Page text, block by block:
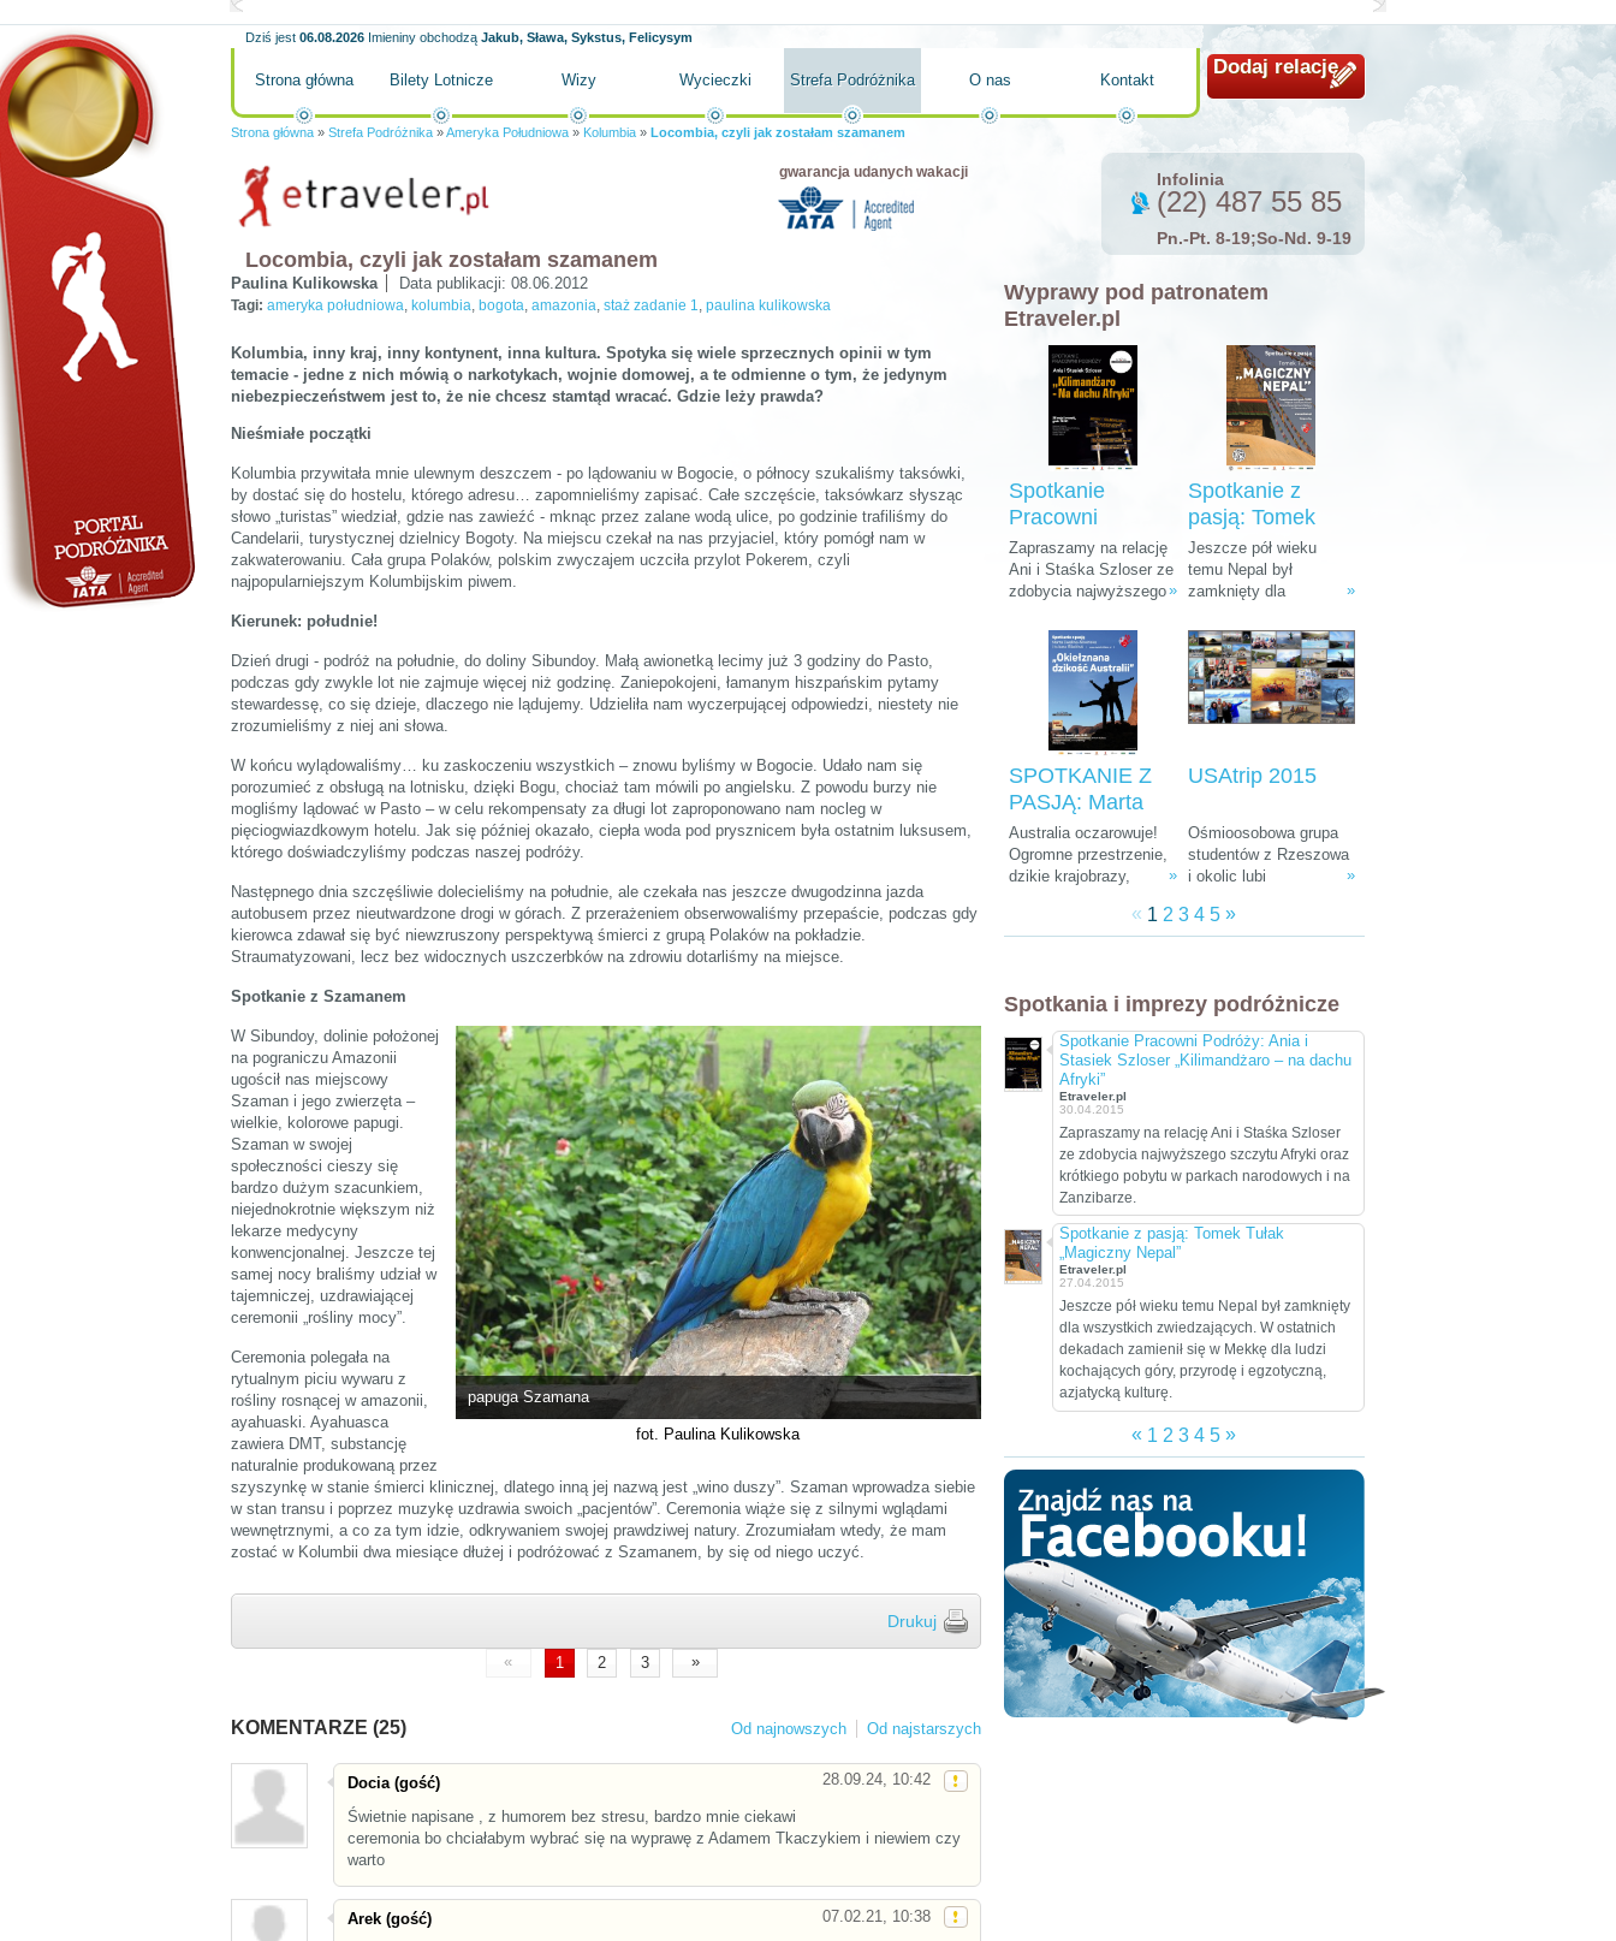
Dziś jest 06.08.2026 Imieniny obchodzą Jakub, Sława, Sykstus, Felicysym
Dodaj relację
Strona główna Bilety Lotnicze Wizy Wycieczki Strefa Podróżnika O nas Kontakt
Strona główna » Strefa Podróżnika »Ameryka Południowa » Kolumbia » Locombia, czyli jak zostałam szamanem
gwarancja udanych wakacji
Locombia, czyli jak zostałam szamanem
Paulina Kulikowska Data publikacji: 08.06.2012
Tagi: ameryka południowa, kolumbia, bogota, amazonia, staż zadanie 1, paulina kulikowska
Kolumbia, inny kraj, inny kontynent, inna kultura. Spotyka się wiele sprzecznych opinii w tym
temacie - jedne z nich mówią o narkotykach, wojnie domowej, a te odmienne o tym, że jedynym
niebezpieczeństwem jest to, że nie chcesz stamtąd wracać. Gdzie leży prawda?
Nieśmiałe początki
Kolumbia przywitała mnie ulewnym deszczem - po lądowaniu w Bogocie, o północy szukaliśmy taksówki,
by dostać się do hostelu, którego adresu… zapomnieliśmy zapisać. Całe szczęście, taksówkarz słysząc
słowo „turistas” wiedział, gdzie nas zawieźć - mknąc przez zalane wodą ulice, po godzinie trafiliśmy do
Candelarii, turystycznej dzielnicy Bogoty. Na miejscu czekał na nas przyjaciel, który pomógł nam w
zakwaterowaniu. Cała grupa Polaków, polskim zwyczajem uczciła przylot Pokerem, czyli
najpopularniejszym Kolumbijskim piwem.
Kierunek: południe!
Dzień drugi - podróż na południe, do doliny Sibundoy. Małą awionetką lecimy już 3 godziny do Pasto,
podczas gdy zwykle lot nie zajmuje więcej niż godzinę. Zaniepokojeni, łamanym hiszpańskim pytamy
stewardessę, co się dzieje, dlaczego nie lądujemy. Udzieliła nam wyczerpującej odpowiedzi, niestety nie
zrozumieliśmy z niej ani słowa.
W końcu wylądowaliśmy… ku zaskoczeniu wszystkich – znowu byliśmy w Bogocie. Udało nam się
porozumieć z obsługą na lotnisku, dzięki Bogu, chociaż tam mówili po angielsku. Z powodu burzy nie
mogliśmy lądować w Pasto – w celu rekompensaty za długi lot zaproponowano nam nocleg w
pięciogwiazdkowym hotelu. Jak się później okazało, ciepła woda pod prysznicem była ostatnim luksusem,
którego doświadczyliśmy podczas naszej podróży.
Następnego dnia szczęśliwie dolecieliśmy na południe, ale czekała nas jeszcze dwugodzinna jazda
autobusem przez nieutwardzone drogi w górach. Z przerażeniem obserwowaliśmy przepaście, podczas gdy
kierowca zdawał się być niewzruszony perspektywą śmierci z grupą Polaków na pokładzie.
Straumatyzowani, lecz bez widocznych uszczerbków na zdrowiu dotarliśmy na miejsce.
Spotkanie z Szamanem
papuga Szamana
fot. Paulina Kulikowska
W Sibundoy, dolinie położonej
na pograniczu Amazonii
ugościł nas miejscowy
Szaman i jego zwierzęta –
wielkie, kolorowe papugi.
Szaman w swojej
społeczności cieszy się
bardzo dużym szacunkiem,
niejednokrotnie większym niż
lekarze medycyny
konwencjonalnej. Jeszcze tej
samej nocy braliśmy udział w
tajemniczej, uzdrawiającej
ceremonii „rośliny mocy”.
Ceremonia polegała na
rytualnym piciu wywaru z
rośliny rosnącej w amazonii,
ayahuaski. Ayahuasca
zawiera DMT, substancję
naturalnie produkowaną przez
szyszynkę w stanie śmierci klinicznej, dlatego inną jej nazwą jest „wino duszy”. Szaman wprowadza siebie
w stan transu i poprzez muzykę uzdrawia swoich „pacjentów”. Ceremonia wiąże się z silnymi wglądami
wewnętrznymi, a co za tym idzie, odkrywaniem swojej prawdziwej natury. Zrozumiałam wtedy, że mam
zostać w Kolumbii dwa miesiące dłużej i podróżować z Szamanem, by się od niego uczyć.
Drukuj
« 1 2 3 »
KOMENTARZE (25) Od najnowszych Od najstarszych
Docia (gość) 28.09.24, 10:42
Świetnie napisane , z humorem bez stresu, bardzo mnie ciekawi
ceremonia bo chciałabym wybrać się na wyprawę z Adamem Tkaczykiem i niewiem czy
warto
Arek (gość) 07.02.21, 10:38
Infolinia
(22) 487 55 85
Pn.-Pt. 8-19;So-Nd. 9-19
Wyprawy pod patronatem
Etraveler.pl
Spotkanie
Pracowni
Podróży: Ania i
Stasiek Szloser
„Kilimandżaro –
Zapraszamy na relację
Ani i Staśka Szloser ze
zdobycia najwyższego
krótkiego pobytu w
parkach narodowych i
na Zanzibarze.
»
Spotkanie z
pasją: Tomek
Tułak „Magiczny
Nepal”
Jeszcze pół wieku
temu Nepal był
zamknięty dla
zwiedzających. W
ostatnich dekadach
zamienił się w Mekkę
dla ludzi kochających
góry, przyrodę i
kulturę.
»
SPOTKANIE Z
PASJĄ: Marta
Cwalina-
Śliwińska i
Łukasz Śliwiński
dzikość Australii"
Australia oczarowuje!
Ogromne przestrzenie,
dzikie krajobrazy,
które można spotkać
tylko tam, ciekawa
wyluzowani ludzie na
świecie.
»
USAtrip 2015
Ośmioosobowa grupa
studentów z Rzeszowa
i okolic lubi
równa się móc. Wierni
tej idei co roku
r. Na koncie mają już
cztery wyprawy, a teraz
przygotowują się do
następnej. Tym razem
zamierzają przejechać
wzdłuż i wszerz w
trakcie dwumiesięcznej
»
« 1 2 3 4 5 »
Spotkania i imprezy podróżnicze
Spotkanie Pracowni Podróży: Ania i
Stasiek Szloser „Kilimandżaro – na dachu
Afryki”
Etraveler.pl
30.04.2015
Zapraszamy na relację Ani i Staśka Szloser
ze zdobycia najwyższego szczytu Afryki oraz
krótkiego pobytu w parkach narodowych i na
Zanzibarze.
Spotkanie z pasją: Tomek Tułak
„Magiczny Nepal”
Etraveler.pl
27.04.2015
Jeszcze pół wieku temu Nepal był zamknięty
dla wszystkich zwiedzających. W ostatnich
dekadach zamienił się w Mekkę dla ludzi
kochających góry, przyrodę i egzotyczną,
azjatycką kulturę.
« 1 2 3 4 5 »